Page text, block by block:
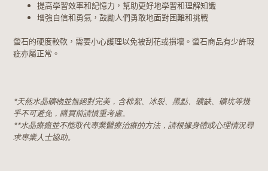
提高學習效率和記憶力，幫助更好地學習和理解知識
增強自信和勇氣，鼓勵人們勇敢地面對困難和挑戰
螢石的硬度較軟，需要小心護理以免被刮花或損壞。螢石商品有少許瑕
疵亦屬正常。
*天然水晶礦物並無絕對完美，含棉絮、冰裂、黑點、礦缺、礦坑等幾
乎不可避免，購買前請慎重考慮。
**水晶療癒並不能取代專業醫療治療的方法，請根據身體或心理情況尋
求專業人士協助。